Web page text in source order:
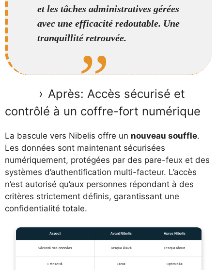
et les tâches administratives gérées
avec une efficacité redoutable. Une
tranquillité retrouvée.
Après: Accès sécurisé et
contrôlé à un coffre-fort numérique
La bascule vers Nibelis offre un nouveau souffle.
Les données sont maintenant sécurisées
numériquement, protégées par des pare-feux et des
systèmes d’authentification multi-facteur. L’accès
n’est autorisé qu’aux personnes répondant à des
critères strictement définis, garantissant une
confidentialité totale.
Aspect Avant Nibelis Après Nibelis
Sécurité des données Risque élevé Risque réduit
Efficacité Lente Optimisée